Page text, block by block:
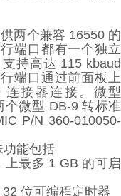
两个兼容 16550 的
端口都有一个独立
持高达 115 kbaud
端口通过前面板上
连接器连接。微型
个微型 DB-9 转标准
P/N 360-010050-
功能包括
上最多 1 GB 的可启
位可编程定时器